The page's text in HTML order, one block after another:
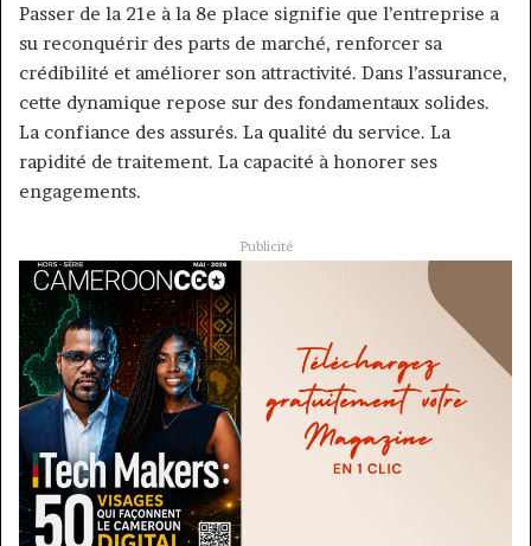
Passer de la 21e à la 8e place signifie que l’entreprise a
su reconquérir des parts de marché, renforcer sa
crédibilité et améliorer son attractivité. Dans l’assurance,
cette dynamique repose sur des fondamentaux solides.
La confiance des assurés. La qualité du service. La
rapidité de traitement. La capacité à honorer ses
engagements.
Publicité